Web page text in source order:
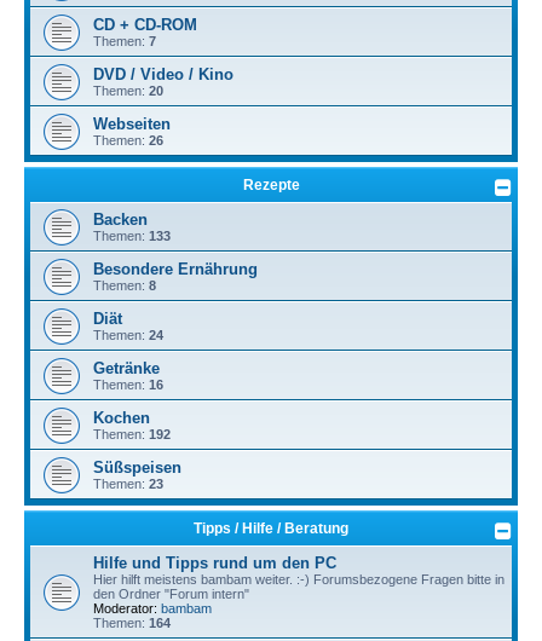
CD + CD-ROM
Themen: 7
DVD / Video / Kino
Themen: 20
Webseiten
Themen: 26
Rezepte
Backen
Themen: 133
Besondere Ernährung
Themen: 8
Diät
Themen: 24
Getränke
Themen: 16
Kochen
Themen: 192
Süßspeisen
Themen: 23
Tipps / Hilfe / Beratung
Hilfe und Tipps rund um den PC
Hier hilft meistens bambam weiter. :-) Forumsbezogene Fragen bitte in
den Ordner "Forum intern"
Moderator: bambam
Themen: 164